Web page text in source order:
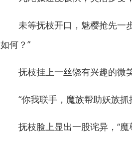
未等抚枝开口，魅樱抢先一步
如何？”
抚枝挂上一丝饶有兴趣的微笑
“你我联手，魔族帮助妖族抓
抚枝脸上显出一股诧异，“魔